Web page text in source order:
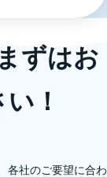
ずはお
！
各社のご要望に合わ